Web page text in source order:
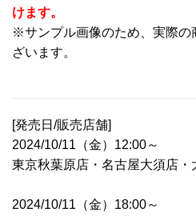
けます。
※サンプル画像のため、実際の
ざいます。
[発売日/販売店舗]
2024/10/11（金）12:00～
東京秋葉原店・名古屋大須店・
2024/10/11（金）18:00～